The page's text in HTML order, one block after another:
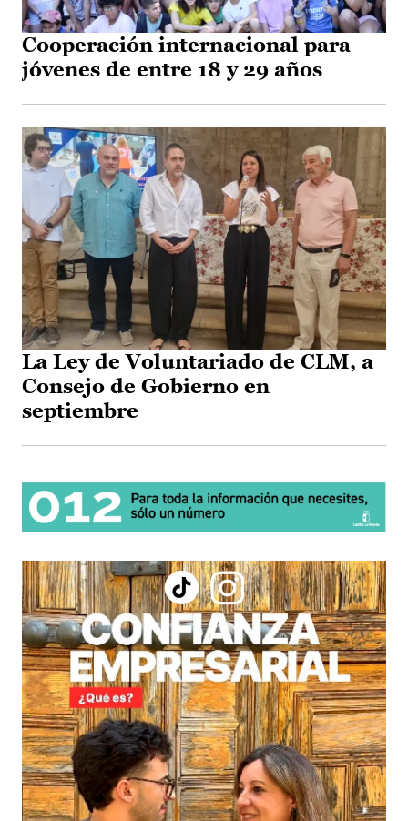
Cooperación internacional para
jóvenes de entre 18 y 29 años
La Ley de Voluntariado de CLM, a
Consejo de Gobierno en
septiembre